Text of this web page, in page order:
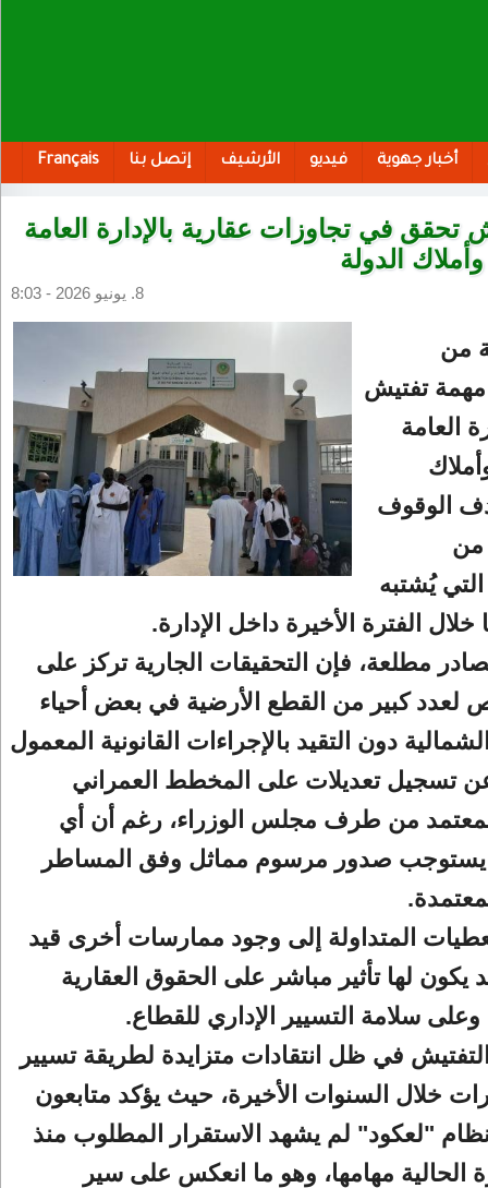
أخبار جهوية فيديو الأرشيف إتصل بنا Français
تحقق في تجاوزات عقارية بالإدارة العامة
الدولة
8. يونيو 2026 - 8:03
من
تفتيش
العامة
الوقوف
من
يُشتبه
الفترة الأخيرة داخل الإدارة.
مطلعة، فإن التحقيقات الجارية تركز على
لعدد كبير من القطع الأرضية في بعض أحياء
دون التقيد بالإجراءات القانونية المعمول
عن تسجيل تعديلات على المخطط العمراني
من طرف مجلس الوزراء، رغم أن أي
يستوجب صدور مرسوم مماثل وفق المساطر
المتداولة إلى وجود ممارسات أخرى قيد
يكون لها تأثير مباشر على الحقوق العقارية
سلامة التسيير الإداري للقطاع.
في ظل انتقادات متزايدة لطريقة تسيير
خلال السنوات الأخيرة، حيث يؤكد متابعون
"لعكود" لم يشهد الاستقرار المطلوب منذ
الحالية مهامها، وهو ما انعكس على سير